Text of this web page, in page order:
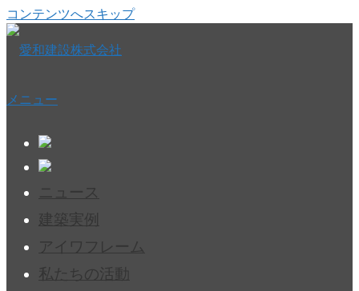
コンテンツへスキップ
メニュー
ニュース
建築実例
アイワフレーム
私たちの活動